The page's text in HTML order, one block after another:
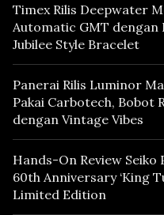
Timex Rilis Deepwater
Automatic GMT dengan
Jubilee Style Bracelet
Panerai Rilis Luminor
Pakai Carbotech, Bobot
dengan Vintage Vibes
Hands-On Review Seiko
60th Anniversary ‘King
Limited Edition